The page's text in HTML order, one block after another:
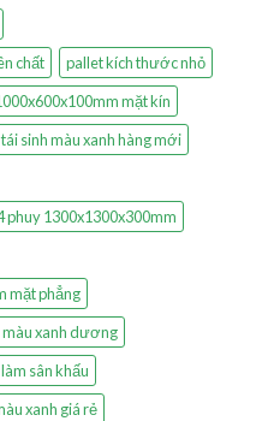
chất
pallet kích thước nhỏ
mặt kín
sinh màu xanh hàng mới
phuy 1300x1300x300mm
mặt phẳng
màu xanh dương
sân khấu
xanh giá rẻ